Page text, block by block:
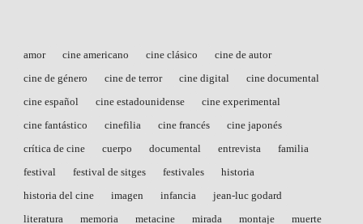
amor cine americano cine clásico
cine de autor
cine de género
cine de terror cine digital
cine documental
cine español
cine estadounidense
cine experimental
cine fantástico
cinefilia cine francés
cine japonés
crítica de cine
cuerpo documental entrevista
familia
festival
festival de sitges festivales
historia
historia del cine
imagen infancia
jean-luc godard
literatura
memoria metacine mirada montaje muerte